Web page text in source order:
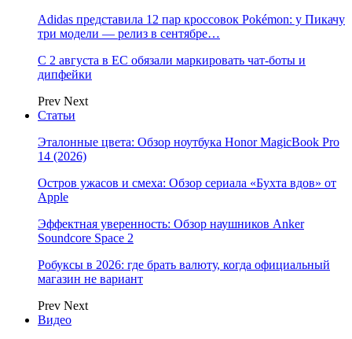
Adidas представила 12 пар кроссовок Pokémon: у Пикачу
три модели — релиз в сентябре…
С 2 августа в ЕС обязали маркировать чат-боты и
дипфейки
Prev Next
Статьи
Эталонные цвета: Обзор ноутбука Honor MagicBook Pro
14 (2026)
Остров ужасов и смеха: Обзор сериала «Бухта вдов» от
Apple
Эффектная уверенность: Обзор наушников Anker
Soundcore Space 2
Робуксы в 2026: где брать валюту, когда официальный
магазин не вариант
Prev Next
Видео